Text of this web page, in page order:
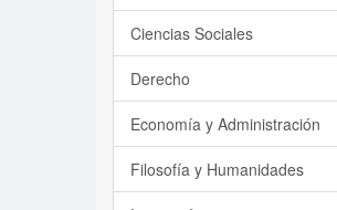
Ciencias Sociales
Derecho
Economía y Administración
Filosofía y Humanidades